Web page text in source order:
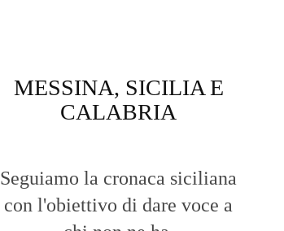
MESSINA, SICILIA E
CALABRIA
Seguiamo la cronaca siciliana
con l'obiettivo di dare voce a